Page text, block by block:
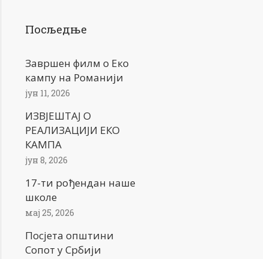
Посљедње
Завршен филм о Еко
кампу на Романији
јун 11, 2026
ИЗВЈЕШТАЈ О
РЕАЛИЗАЦИЈИ ЕКО
КАМПА
јун 8, 2026
17-ти рођендан наше
школе
мај 25, 2026
Посјета општини
Сопот у Србији